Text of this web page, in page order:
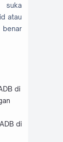
suka
atau
di
di